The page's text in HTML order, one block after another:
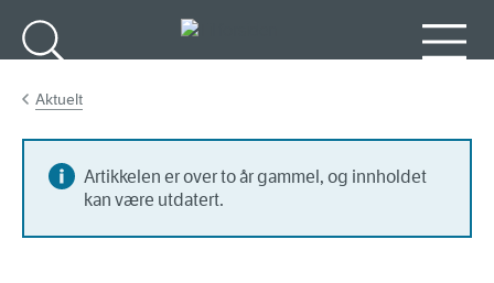
Aktuelt
Artikkelen er over to år gammel, og innholdet
kan være utdatert.